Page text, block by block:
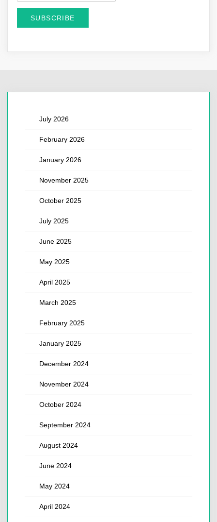
July 2026
February 2026
January 2026
November 2025
October 2025
July 2025
June 2025
May 2025
April 2025
March 2025
February 2025
January 2025
December 2024
November 2024
October 2024
September 2024
August 2024
June 2024
May 2024
April 2024